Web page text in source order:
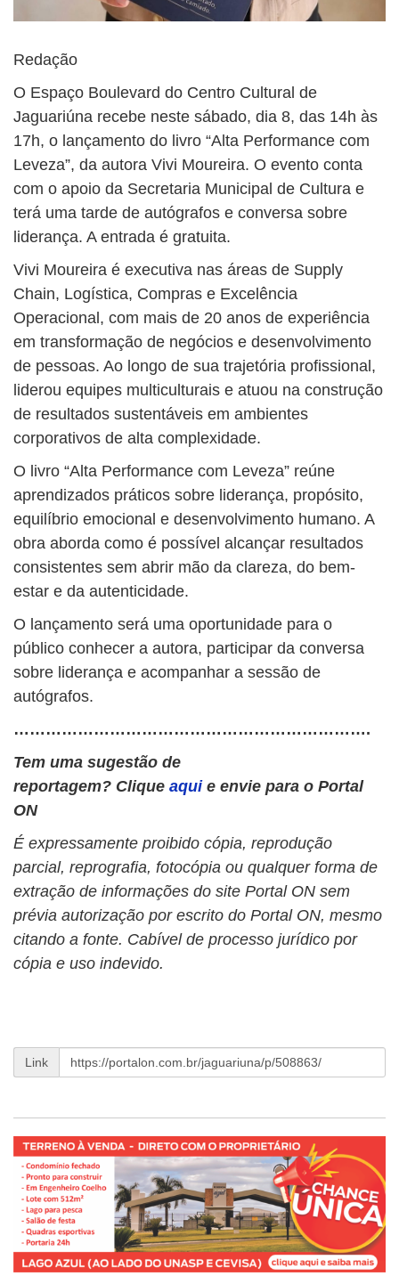
Redação
O Espaço Boulevard do Centro Cultural de
Jaguariúna recebe neste sábado, dia 8, das 14h às
17h, o lançamento do livro “Alta Performance com
Leveza”, da autora Vivi Moureira. O evento conta
com o apoio da Secretaria Municipal de Cultura e
terá uma tarde de autógrafos e conversa sobre
liderança. A entrada é gratuita.
Vivi Moureira é executiva nas áreas de Supply
Chain, Logística, Compras e Excelência
Operacional, com mais de 20 anos de experiência
em transformação de negócios e desenvolvimento
de pessoas. Ao longo de sua trajetória profissional,
liderou equipes multiculturais e atuou na construção
de resultados sustentáveis em ambientes
corporativos de alta complexidade.
O livro “Alta Performance com Leveza” reúne
aprendizados práticos sobre liderança, propósito,
equilíbrio emocional e desenvolvimento humano. A
obra aborda como é possível alcançar resultados
consistentes sem abrir mão da clareza, do bem-
estar e da autenticidade.
O lançamento será uma oportunidade para o
público conhecer a autora, participar da conversa
sobre liderança e acompanhar a sessão de
autógrafos.
………………………………………………………….
Tem uma sugestão de
reportagem? Clique aqui e envie para o Portal
ON
É expressamente proibido cópia, reprodução
parcial, reprografia, fotocópia ou qualquer forma de
extração de informações do site Portal ON sem
prévia autorização por escrito do Portal ON, mesmo
citando a fonte. Cabível de processo jurídico por
cópia e uso indevido.
Link